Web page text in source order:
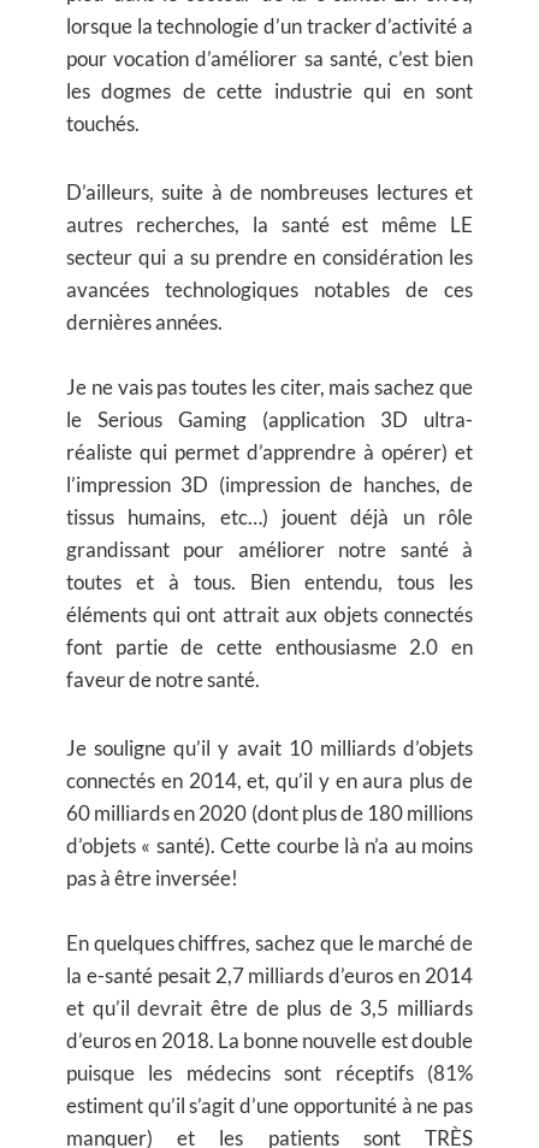
lorsque la technologie d’un tracker d’activité a
pour vocation d’améliorer sa santé, c’est bien
les dogmes de cette industrie qui en sont
touchés.
D’ailleurs, suite à de nombreuses lectures et
autres recherches, la santé est même LE
secteur qui a su prendre en considération les
avancées technologiques notables de ces
dernières années.
Je ne vais pas toutes les citer, mais sachez que
le Serious Gaming (application 3D ultra-
réaliste qui permet d’apprendre à opérer) et
l’impression 3D (impression de hanches, de
tissus humains, etc…) jouent déjà un rôle
grandissant pour améliorer notre santé à
toutes et à tous. Bien entendu, tous les
éléments qui ont attrait aux objets connectés
font partie de cette enthousiasme 2.0 en
faveur de notre santé.
Je souligne qu’il y avait 10 milliards d’objets
connectés en 2014, et, qu’il y en aura plus de
60 milliards en 2020 (dont plus de 180 millions
d’objets « santé). Cette courbe là n’a au moins
pas à être inversée!
En quelques chiffres, sachez que le marché de
la e-santé pesait 2,7 milliards d’euros en 2014
et qu’il devrait être de plus de 3,5 milliards
d’euros en 2018. La bonne nouvelle est double
puisque les médecins sont réceptifs (81%
estiment qu’il s’agit d’une opportunité à ne pas
manquer) et les patients sont TRÈS